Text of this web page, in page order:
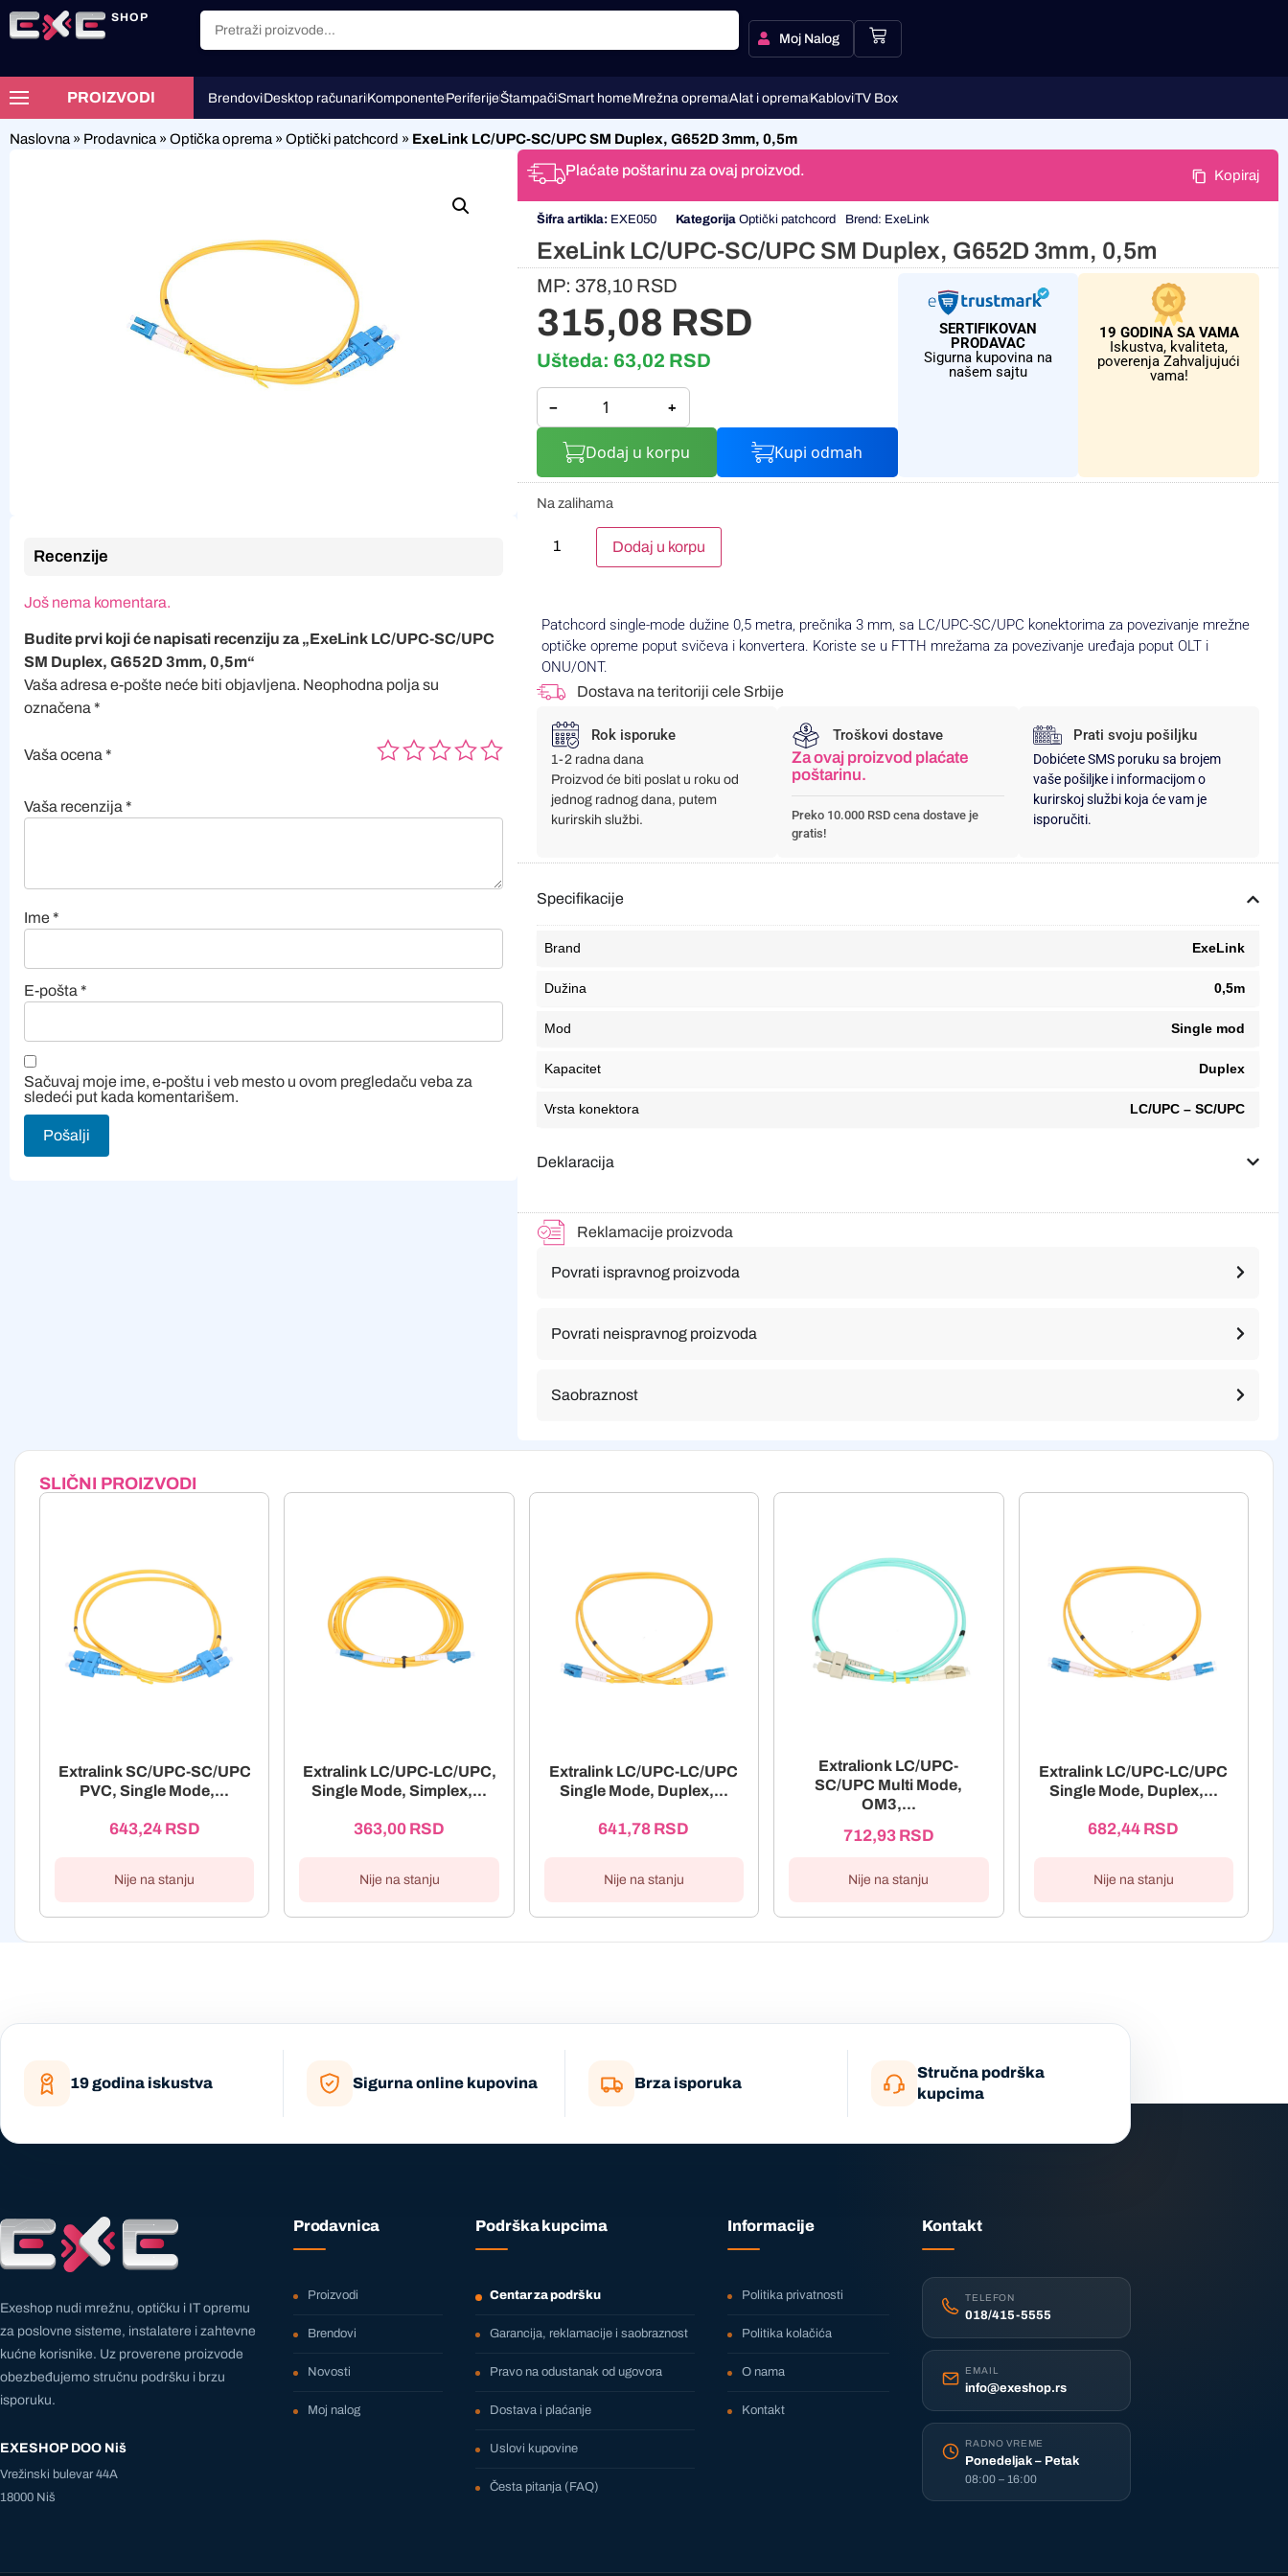
SHOP
Moj Nalog
PROIZVODI BrendoviDesktop računariKomponentePeriferijeŠtampačiSmart homeMrežna opremaAlat i opremaKabloviTV Box
Naslovna » Prodavnica » Optička oprema » Optički patchcord » ExeLink LC/UPC-SC/UPC SM Duplex, G652D 3mm, 0,5m
Recenzije
Još nema komentara.
Budite prvi koji će napisati recenziju za „ExeLink LC/UPC-SC/UPC
SM Duplex, G652D 3mm, 0,5m“
Vaša adresa e-pošte neće biti objavljena. Neophodna polja su
označena *
Vaša ocena *
Vaša recenzija *
Ime*
E-pošta *
Sačuvaj moje ime, e-poštu i veb mesto u ovom pregledaču veba za
sledeći put kada komentarišem.
Plaćate poštarinu za ovaj proizvod. Kopiraj
Šifra artikla: EXE050 Kategorija Optički patchcord Brend: ExeLink
ExeLink LC/UPC-SC/UPC SM Duplex, G652D 3mm, 0,5m
MP: 378,10 RSD
315,08 RSD
Ušteda: 63,02 RSD
− +
Dodaj u korpu Kupi odmah
SERTIFIKOVAN
PRODAVAC
Sigurna kupovina na
našem sajtu
19 GODINA SA VAMA
Iskustva, kvaliteta,
poverenja Zahvaljujući
vama!
Na zalihama
Dodaj u korpu
Patchcord single-mode dužine 0,5 metra, prečnika 3 mm, sa LC/UPC-SC/UPC konektorima za povezivanje mrežne
optičke opreme poput svičeva i konvertera. Koriste se u FTTH mrežama za povezivanje uređaja poput OLT i
ONU/ONT.
Dostava na teritoriji cele Srbije
Rok isporuke
1-2 radna dana
Proizvod će biti poslat u roku od
jednog radnog dana, putem
kurirskih službi.
Troškovi dostave
Za ovaj proizvod plaćate
poštarinu.
Preko 10.000 RSD cena dostave je
gratis!
Prati svoju pošiljku
Dobićete SMS poruku sa brojem
vaše pošiljke i informacijom o
kurirskoj službi koja će vam je
isporučiti.
Specifikacije
Brand ExeLink
Dužina 0,5m
Mod Single mod
Kapacitet Duplex
Vrsta konektora LC/UPC – SC/UPC
Deklaracija
Reklamacije proizvoda
Povrati ispravnog proizvoda
Povrati neispravnog proizvoda
Saobraznost
SLIČNI PROIZVODI
Extralink SC/UPC-SC/UPC
PVC, Single Mode,...
643,24 RSD
Nije na stanju
Extralink LC/UPC-LC/UPC,
Single Mode, Simplex,...
363,00 RSD
Nije na stanju
Extralink LC/UPC-LC/UPC
Single Mode, Duplex,...
641,78 RSD
Nije na stanju
Extralionk LC/UPC-
SC/UPC Multi Mode,
OM3,...
712,93 RSD
Nije na stanju
Extralink LC/UPC-LC/UPC
Single Mode, Duplex,...
682,44 RSD
Nije na stanju
19 godina iskustva Sigurna online kupovina Brza isporuka
Stručna podrška
kupcima
Exeshop nudi mrežnu, optičku i IT opremu
za poslovne sisteme, instalatere i zahtevne
kućne korisnike. Uz proverene proizvode
obezbeđujemo stručnu podršku i brzu
isporuku.
EXESHOP DOO Niš
Vrežinski bulevar 44A
18000 Niš
Prodavnica
Proizvodi
Brendovi
Novosti
Moj nalog
Podrška kupcima
Centar za podršku
Garancija, reklamacije i saobraznost
Pravo na odustanak od ugovora
Dostava i plaćanje
Uslovi kupovine
Česta pitanja (FAQ)
Informacije
Politika privatnosti
Politika kolačića
O nama
Kontakt
Kontakt
TELEFON
018/415-5555
EMAIL
info@exeshop.rs
RADNO VREME
Ponedeljak – Petak
08:00 – 16:00